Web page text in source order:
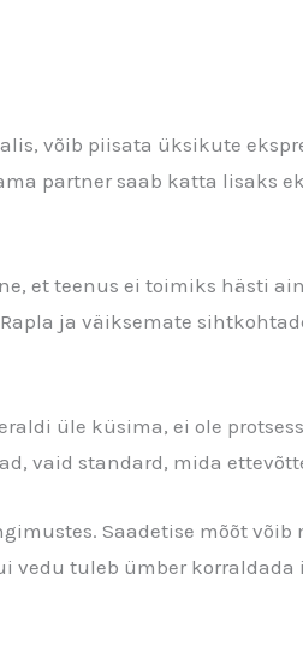
võib piisata üksikute
partner saab katta lisaks
et teenus ei toimiks hästi
ja väiksemate
üle küsima, ei ole
vaid standard, mida
Saadetise mõõt
vedu tuleb ümber korraldada